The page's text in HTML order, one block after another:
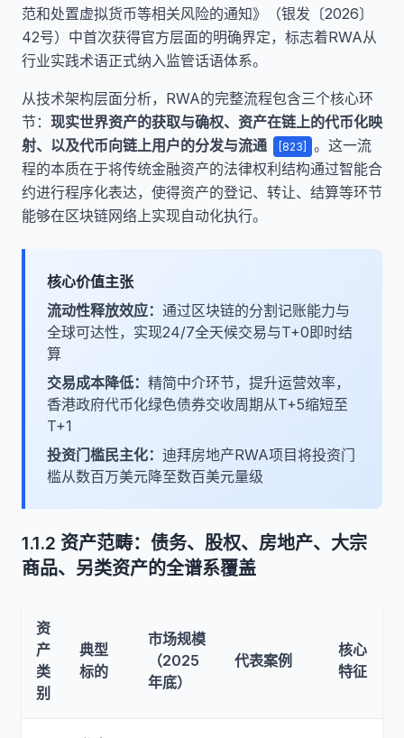
范和处置虚拟货币等相关风险的通知》（银发〔2026〕
42号）中首次获得官方层面的明确界定，标志着RWA从
行业实践术语正式纳入监管话语体系。
从技术架构层面分析，RWA的完整流程包含三个核心环
节： 现实世界资产的获取与确权、资产在链上的代币化映
射、以及代币向链上用户的分发与流通
[823]
。这一流
程的本质在于将传统金融资产的法律权利结构通过智能合
约进行程序化表达，使得资产的登记、转让、结算等环节
能够在区块链网络上实现自动化执行。
核心价值主张
流动性释放效应： 通过区块链的分割记账能力与
全球可达性，实现24/7全天候交易与T+0即时结
算
交易成本降低： 精简中介环节，提升运营效率，
香港政府代币化绿色债券交收周期从T+5缩短至
T+1
投资门槛民主化： 迪拜房地产RWA项目将投资门
槛从数百万美元降至数百美元量级
1.1.2 资产范畴：债务、股权、房地产、大宗
商品、另类资产的全谱系覆盖
资
产
类
别
典型
标的
市场规模
（2025
年底）
代表案例
核心
特征